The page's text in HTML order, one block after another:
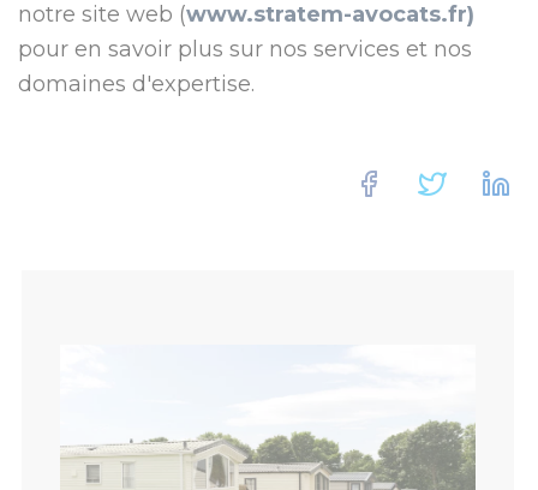
notre site web (www.stratem-avocats.fr)
pour en savoir plus sur nos services et nos
domaines d'expertise.
Facebook